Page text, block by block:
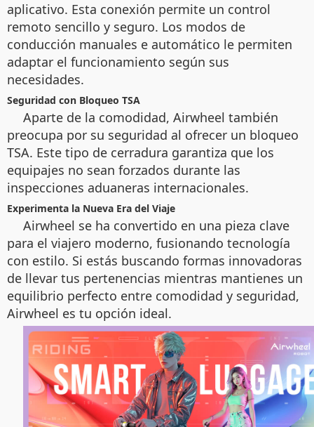
aplicativo. Esta conexión permite un control
remoto sencillo y seguro. Los modos de
conducción manuales e automático le permiten
adaptar el funcionamiento según sus
necesidades.
Seguridad con Bloqueo TSA
Aparte de la comodidad, Airwheel también
preocupa por su seguridad al ofrecer un bloqueo
TSA. Este tipo de cerradura garantiza que los
equipajes no sean forzados durante las
inspecciones aduaneras internacionales.
Experimenta la Nueva Era del Viaje
Airwheel se ha convertido en una pieza clave
para el viajero moderno, fusionando tecnología
con estilo. Si estás buscando formas innovadoras
de llevar tus pertenencias mientras mantienes un
equilibrio perfecto entre comodidad y seguridad,
Airwheel es tu opción ideal.